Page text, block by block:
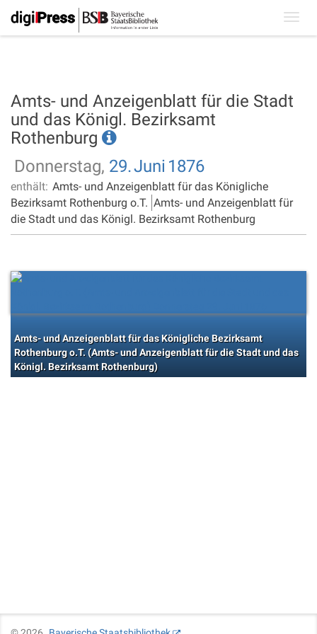
Amts- und Anzeigenblatt für die Stadt
und das Königl. Bezirksamt
Rothenburg
Donnerstag, 29.Juni 1876
enthält: Amts- und Anzeigenblatt für das Königliche
Bezirksamt Rothenburg o.T. Amts- und Anzeigenblatt für
die Stadt und das Königl. Bezirksamt Rothenburg
Amts- und Anzeigenblatt für das Königliche Bezirksamt
Rothenburg o.T. (Amts- und Anzeigenblatt für die Stadt und das
Königl. Bezirksamt Rothenburg)